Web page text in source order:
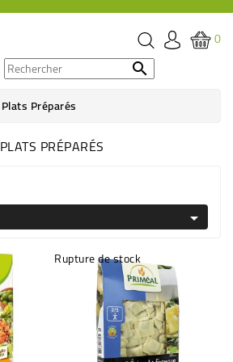
0

Plats Préparés
PLATS PRÉPARÉS

Rupture de stock